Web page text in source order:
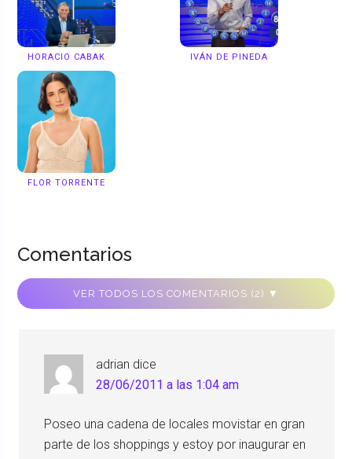
HORACIO CABAK IVÁN DE PINEDA
FLOR TORRENTE
Comentarios
VER TODOS LOS COMENTARIOS (2) ▼
adrian dice
28/06/2011 a las 1:04 am
Poseo una cadena de locales movistar en gran
parte de los shoppings y estoy por inaugurar en